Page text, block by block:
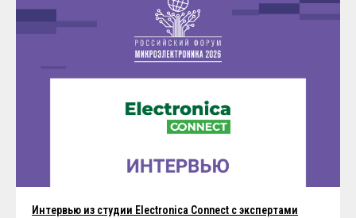
Интервью из студии Electronica Connect c экспертами